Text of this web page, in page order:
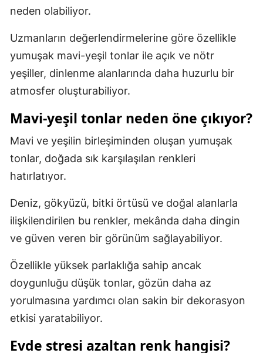
neden olabiliyor.
Uzmanların değerlendirmelerine göre özellikle
yumuşak mavi-yeşil tonlar ile açık ve nötr
yeşiller, dinlenme alanlarında daha huzurlu bir
atmosfer oluşturabiliyor.
Mavi-yeşil tonlar neden öne çıkıyor?
Mavi ve yeşilin birleşiminden oluşan yumuşak
tonlar, doğada sık karşılaşılan renkleri
hatırlatıyor.
Deniz, gökyüzü, bitki örtüsü ve doğal alanlarla
ilişkilendirilen bu renkler, mekânda daha dingin
ve güven veren bir görünüm sağlayabiliyor.
Özellikle yüksek parlaklığa sahip ancak
doygunluğu düşük tonlar, gözün daha az
yorulmasına yardımcı olan sakin bir dekorasyon
etkisi yaratabiliyor.
Evde stresi azaltan renk hangisi?